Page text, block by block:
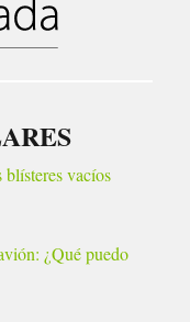
vacíos
¿Qué puedo